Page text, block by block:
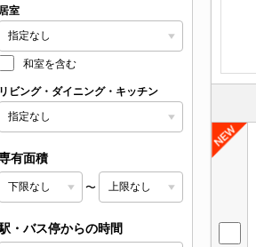
居室
和室を含む
リビング・ダイニング・キッチン
有面積
〜
・バス停からの時間